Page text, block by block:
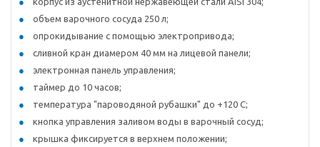
объем варочного сосуда 250 л;
опрокидывание с помощью электропривода;
сливной кран диамером 40 мм на лицевой панели;
электронная панель управления;
таймер до 10 часов;
температура "пароводяной рубашки" до +120 С;
кнопка управления заливом воды в варочный сосуд;
крышка фиксируется в верхнем положении;